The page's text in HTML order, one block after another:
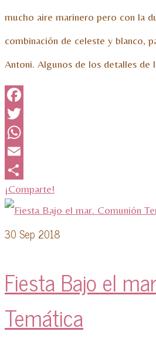
mucho aire marinero pero con la
combinación de celeste y blanco,
Antoni. Algunos de los detalles de
Facebook
Twitter
WhatsApp
Email
¡Comparte!
30 Sep 2018
Fiesta Bajo el
Temática